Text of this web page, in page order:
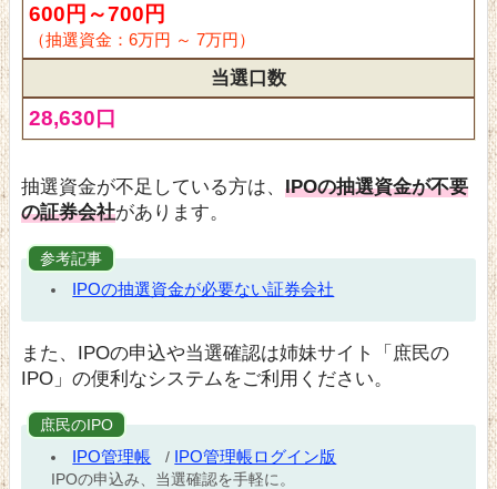
600円～700円
（抽選資金：6万円 ～ 7万円）
当選口数
28,630口
抽選資金が不足している方は、 IPOの抽選資金が不要
の証券会社があります。
参考記事
IPOの抽選資金が必要ない証券会社
また、IPOの申込や当選確認は姉妹サイト「庶民の
IPO」の便利なシステムをご利用ください。
庶民のIPO
IPO管理帳 / IPO管理帳ログイン版
IPOの申込み、当選確認を手軽に。